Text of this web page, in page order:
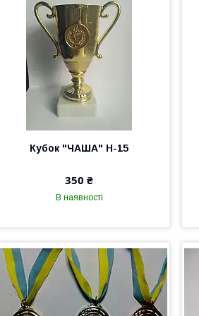
Кубок "ЧАША" Н-15
350 ₴
В наявності